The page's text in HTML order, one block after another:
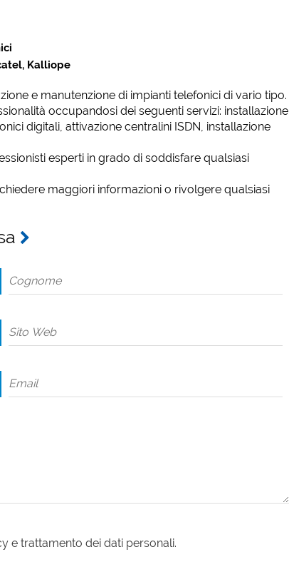
Kalliope
e manutenzione di impianti telefonici di vario tipo.
occupandosi dei seguenti servizi: installazione
digitali, attivazione centralini ISDN, installazione
esperti in grado di soddisfare qualsiasi
maggiori informazioni o rivolgere qualsiasi
e trattamento dei dati personali.